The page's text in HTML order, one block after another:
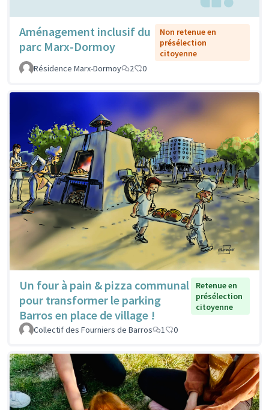
Aménagement inclusif du
parc Marx-Dormoy
Non retenue en
présélection
citoyenne
Résidence Marx-Dormoy
2 0
Un four à pain & pizza communal
pour transformer le parking
Barros en place de village !
Retenue en
présélection
citoyenne
Collectif des Fourniers de Barros 1 0